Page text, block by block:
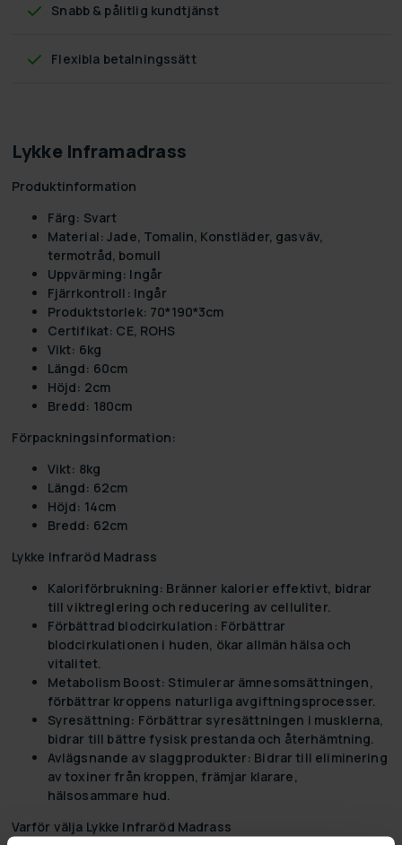
Snabb & pålitlig kundtjänst
Flexibla betalningssätt
Lykke Inframadrass
Produktinformation
Färg: Svart
Material: Jade, Tomalin, Konstläder, gasväv,
termotråd, bomull
Uppvärming: Ingår
Fjärrkontroll: Ingår
Produktstorlek: 70*190*3cm
Certifikat: CE, ROHS
Vikt: 6kg
Längd: 60cm
Höjd: 2cm
Bredd: 180cm
Förpackningsinformation:
Vikt: 8kg
Längd: 62cm
Höjd: 14cm
Bredd: 62cm
Lykke Infraröd Madrass
Kaloriförbrukning: Bränner kalorier effektivt, bidrar
till viktreglering och reducering av celluliter.
Förbättrad blodcirkulation: Förbättrar
blodcirkulationen i huden, ökar allmän hälsa och
vitalitet.
Metabolism Boost: Stimulerar ämnesomsättningen,
förbättrar kroppens naturliga avgiftningsprocesser.
Syresättning: Förbättrar syresättningen i musklerna,
bidrar till bättre fysisk prestanda och återhämtning.
Avlägsnande av slaggprodukter: Bidrar till eliminering
av toxiner från kroppen, främjar klarare,
hälsosammare hud.
Varför välja Lykke Infraröd Madrass